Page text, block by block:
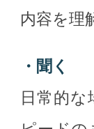
内容を理
・聞く
日常的